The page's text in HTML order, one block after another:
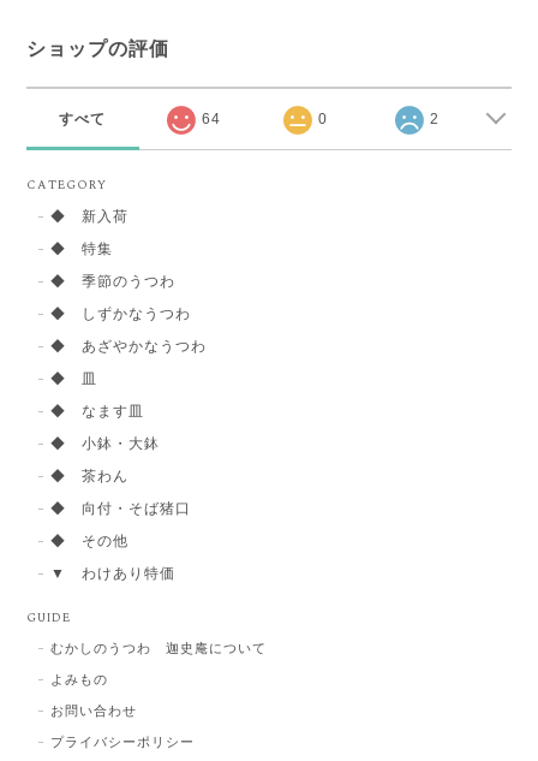
ショップの評価
すべて 64 0 2
CATEGORY
◆ 新入荷
◆ 特集
◆ 季節のうつわ
◆ しずかなうつわ
◆ あざやかなうつわ
◆ 皿
◆ なます皿
◆ 小鉢・大鉢
◆ 茶わん
◆ 向付・そば猪口
◆ その他
▼ わけあり特価
GUIDE
むかしのうつわ 迦史庵について
よみもの
お問い合わせ
プライバシーポリシー